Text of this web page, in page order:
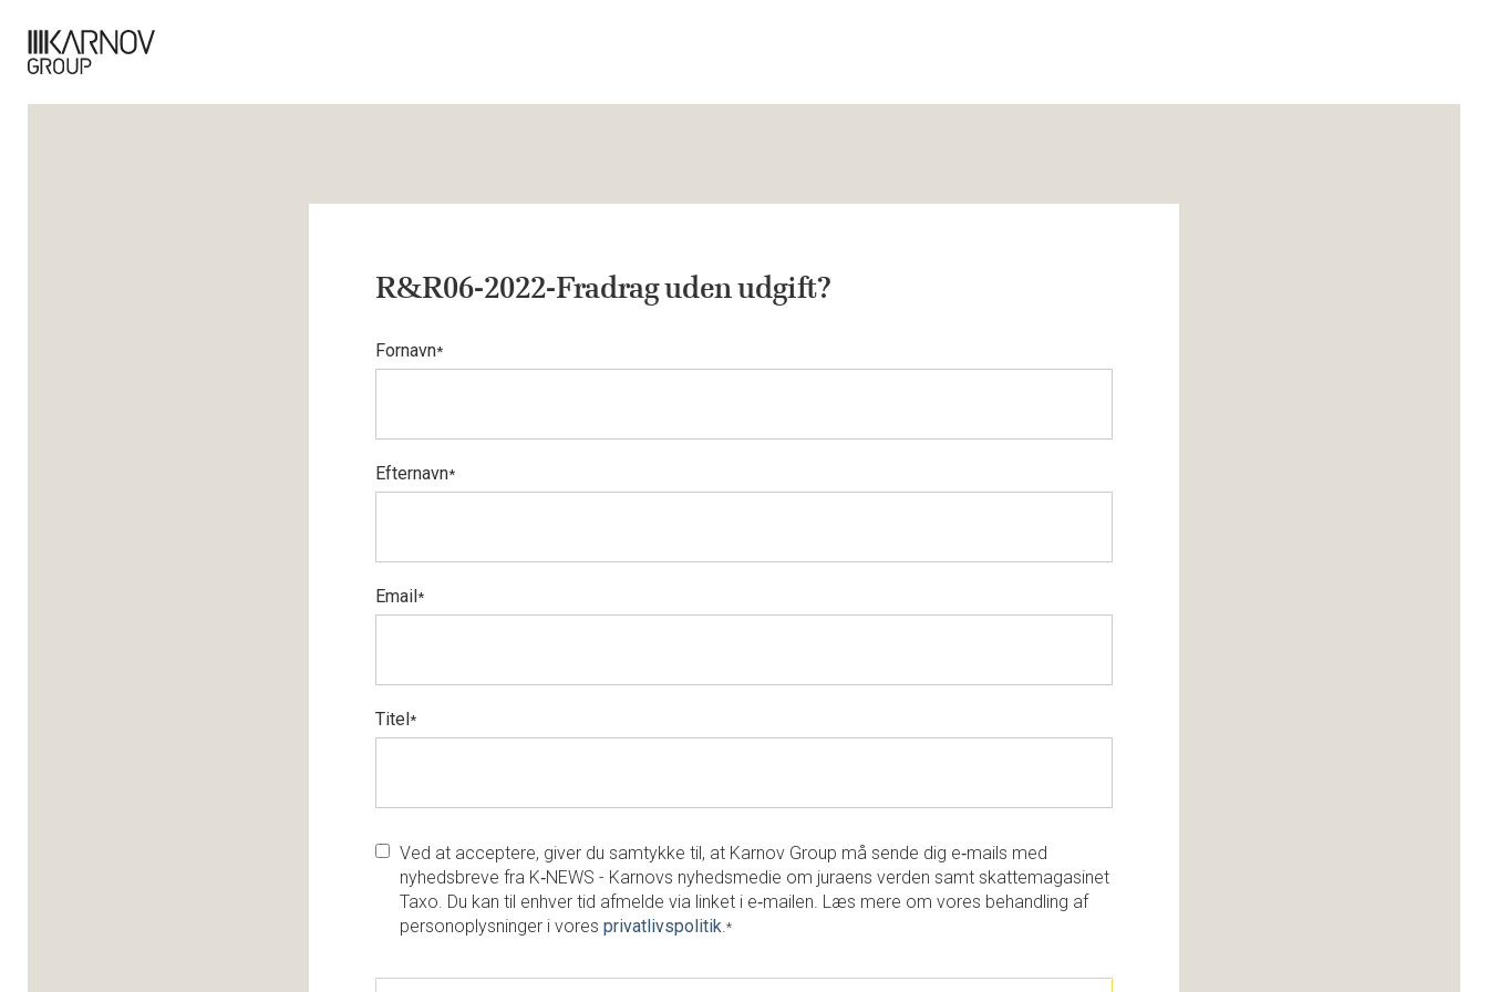
R&R06-2022-Fradrag uden udgift?
Fornavn*
Efternavn*
Email*
Titel*
Ved at acceptere, giver du samtykke til, at Karnov Group må sende dig e‑mails med
nyhedsbreve fra K‑NEWS - Karnovs nyhedsmedie om juraens verden samt skattemagasinet
Taxo. Du kan til enhver tid afmelde via linket i e‑mailen. Læs mere om vores behandling af
personoplysninger i voresprivatlivspolitik.*